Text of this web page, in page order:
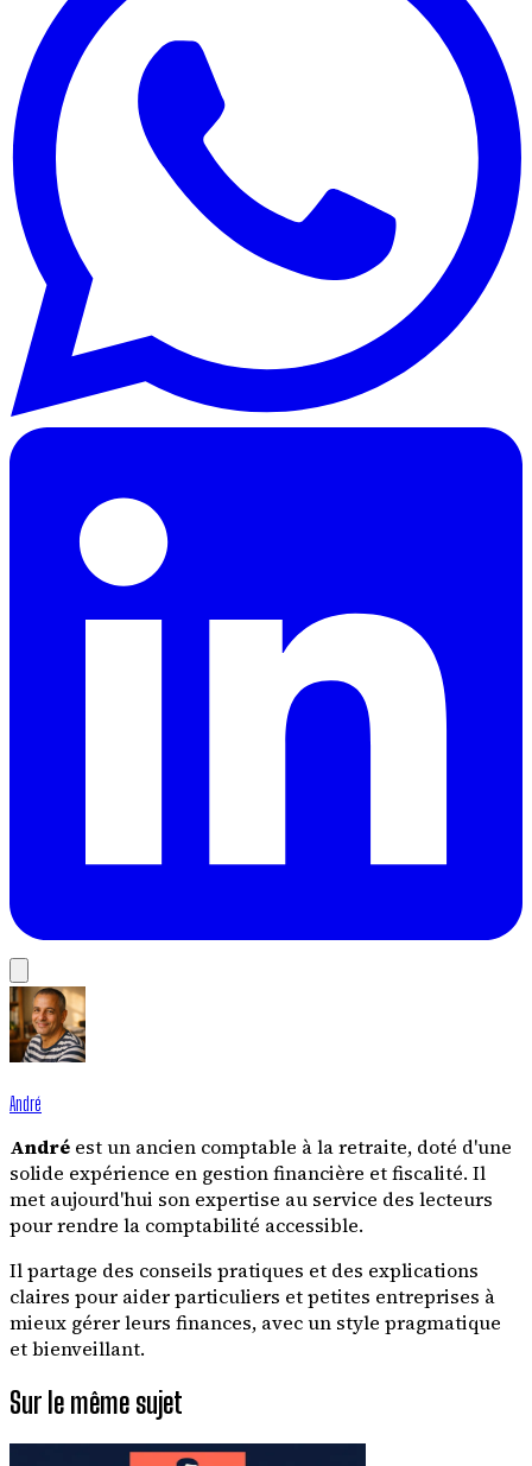
André
André est un ancien comptable à la retraite, doté d'une
solide expérience en gestion financière et fiscalité. Il
met aujourd'hui son expertise au service des lecteurs
pour rendre la comptabilité accessible.
Il partage des conseils pratiques et des explications
claires pour aider particuliers et petites entreprises à
mieux gérer leurs finances, avec un style pragmatique
et bienveillant.
Sur le même sujet